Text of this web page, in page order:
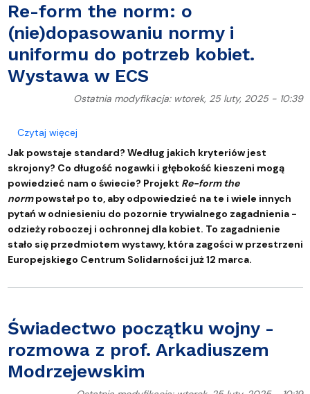
Re-form the norm: o
(nie)dopasowaniu normy i
uniformu do potrzeb kobiet.
Wystawa w ECS
Ostatnia modyfikacja: wtorek, 25 luty, 2025 - 10:39
Czytaj więcejo Re-form the norm: o (nie)dopasowaniu normy i
Jak powstaje standard? Według jakich kryteriów jest
skrojony? Co długość nogawki i głębokość kieszeni mogą
powiedzieć nam o świecie? Projekt Re-form the
normpowstał po to, aby odpowiedzieć na te i wiele innych
pytań w odniesieniu do pozornie trywialnego zagadnienia -
odzieży roboczej i ochronnej dla kobiet. To zagadnienie
stało się przedmiotem wystawy, która zagości w przestrzeni
Europejskiego Centrum Solidarności już 12 marca.
Świadectwo początku wojny -
rozmowa z prof. Arkadiuszem
Modrzejewskim